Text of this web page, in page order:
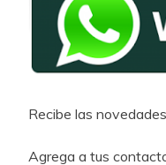
Recibe las
Agrega a tus